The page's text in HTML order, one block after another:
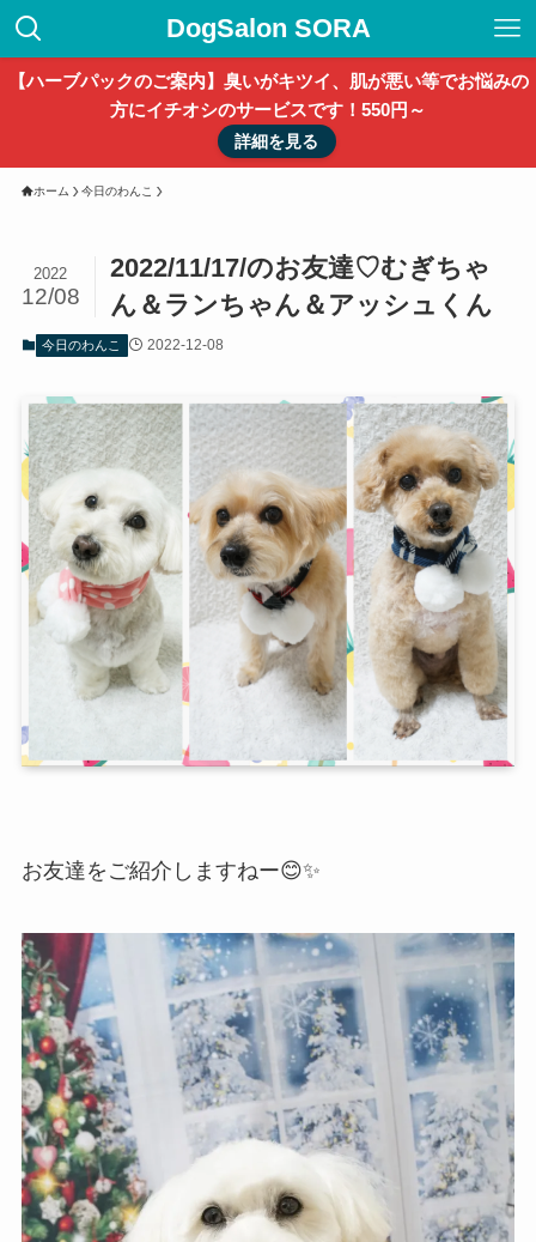
DogSalon SORA
【ハーブパックのご案内】臭いがキツイ、肌が悪い等でお悩みの
方にイチオシのサービスです！550円～
詳細を見る
ホーム 今日のわんこ
2022/11/17/のお友達♡むぎちゃ
ん＆ランちゃん＆アッシュくん
2022
12/08
今日のわんこ 2022-12-08
お友達をご紹介しますねー😊✨